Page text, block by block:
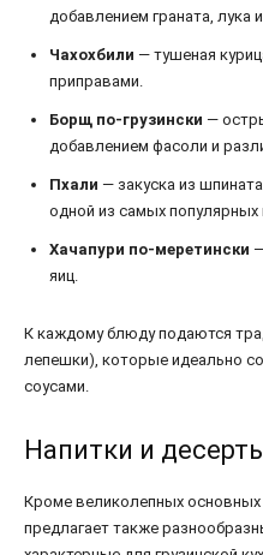
добавлением граната, лука
Чахохбили — тушеная
приправами.
Борщ по-грузински —
добавлением фасоли и
Пхали — закуска из
одной из самых популярных
Хачапури по-меретински
яиц.
К каждому блюду подаются
лепешки), которые идеально
соусами.
Напитки и
Кроме великолепных
предлагает также